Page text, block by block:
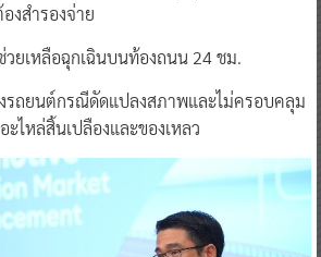
งสำรองจ่าย
วยเหลือฉุกเฉินบนท้องถนน 24 ชม.
รถยนต์กรณีดัดแปลงสภาพและไม่ครอบคลุม
ไหล่สิ้นเปลืองและของเหลว